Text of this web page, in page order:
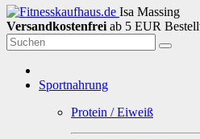
Isa Massing
Versandkostenfrei ab 5 EUR
Sportnahrung
Protein / Eiweiß